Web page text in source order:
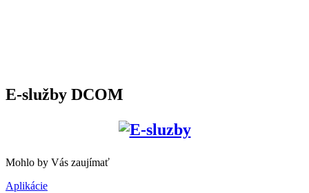
E-služby DCOM
Mohlo by Vás zaujímať
Aplikácie